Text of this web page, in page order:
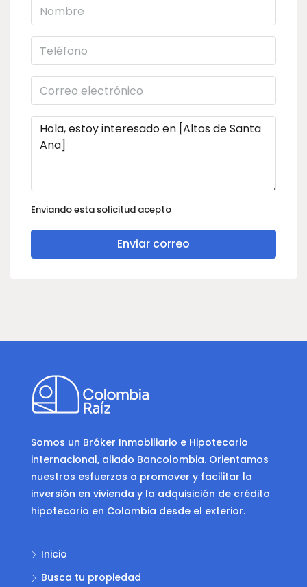
Enviando esta solicitud acepto
Enviar correo
Somos un Bróker Inmobiliario e Hipotecario
internacional, aliado Bancolombia. Orientamos
nuestros esfuerzos a promover y facilitar la
inversión en vivienda y la adquisición de crédito
hipotecario en Colombia desde el exterior.
Inicio
Busca tu propiedad